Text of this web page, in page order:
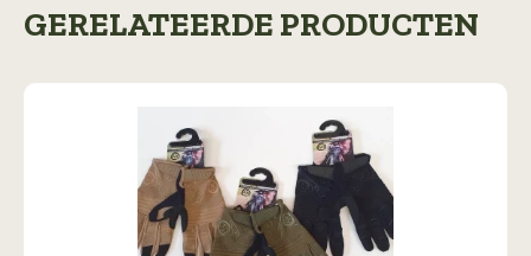
GERELATEERDE PRODUCTEN